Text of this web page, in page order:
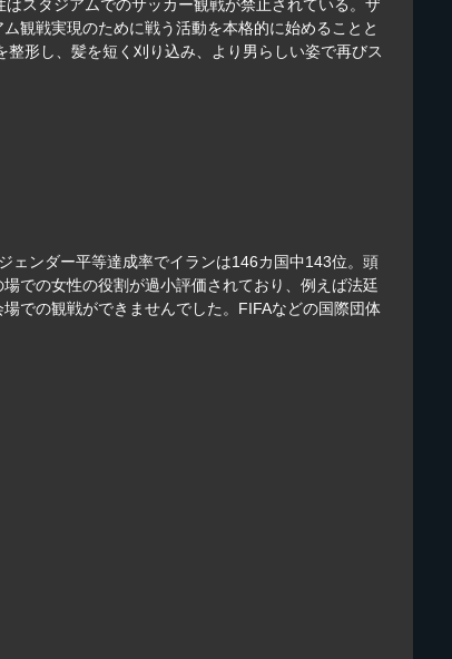
スタジアムでのサッカー観戦が禁止されている。ザ
観戦実現のために戦う活動を本格的に始めることと
形し、髪を短く刈り込み、より男らしい姿で再びス
ェンダー平等達成率でイランは146カ国中143位。頭
での女性の役割が過小評価されており、例えば法廷
での観戦ができませんでした。FIFAなどの国際団体